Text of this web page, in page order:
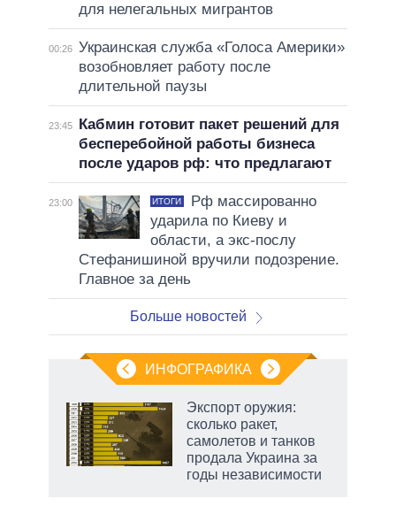
для нелегальных мигрантов
00:26 Украинская служба «Голоса Америки»
возобновляет работу после
длительной паузы
23:45
Кабмин готовит пакет решений для
бесперебойной работы бизнеса
после ударов рф: что предлагают
23:00 ИТОГИ
Рф массированно
ударила по Киеву и
области, а экс-послу
Стефанишиной вручили подозрение.
Главное за день
Больше новостей
ИНФОГРАФИКА
Экспорт оружия:
сколько ракет,
самолетов и танков
продала Украина за
годы независимости